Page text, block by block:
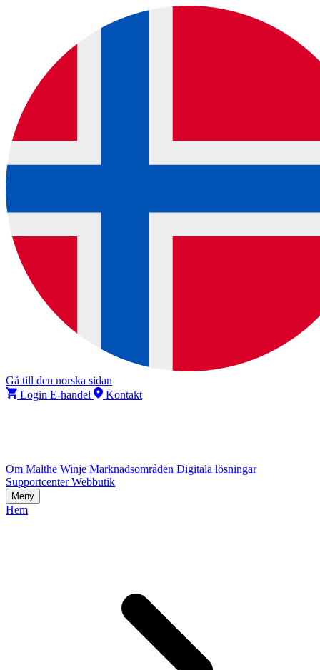
Gå till den norska sidan
Login E-handel
Kontakt
Om Malthe Winje Marknadsområden Digitala lösningar
SupportcenterWebbutik
Meny
Hem